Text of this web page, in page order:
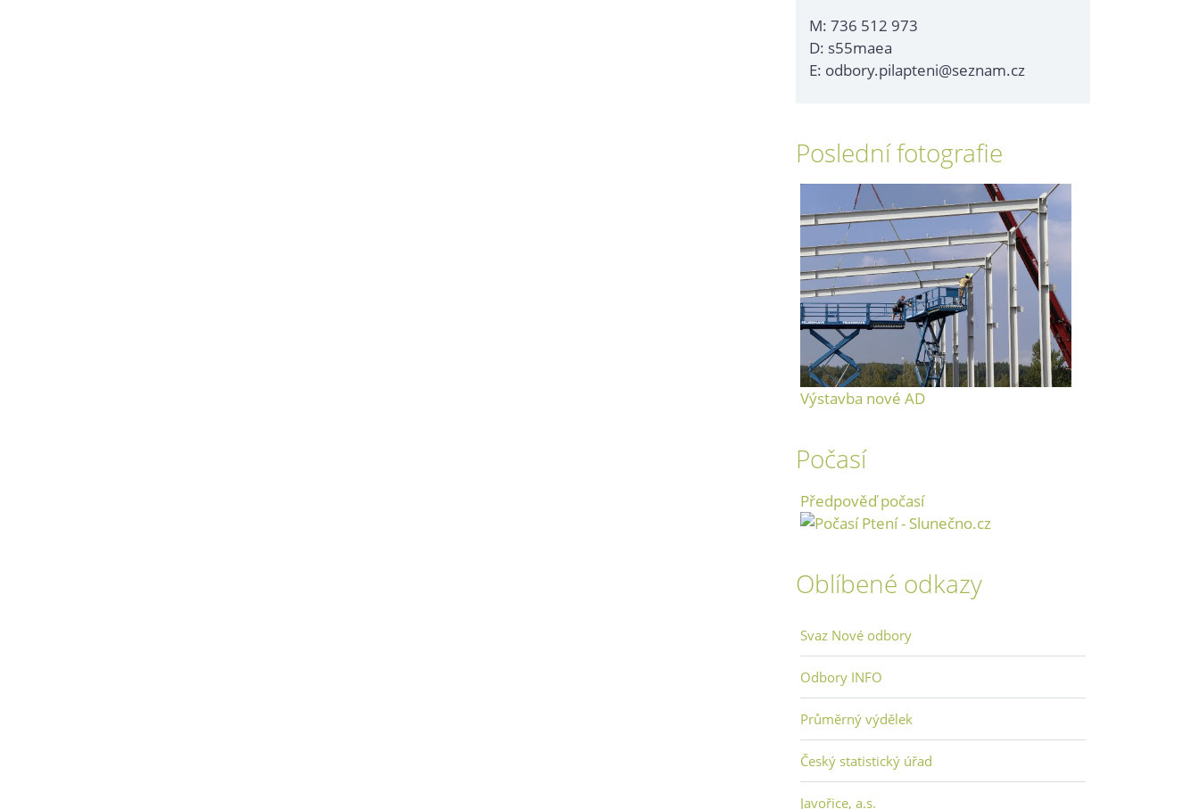
M: 736 512 973
D: s55maea
E: odbory.pilapteni@seznam.cz
Poslední fotografie
Výstavba nové AD
Počasí
Předpověď počasí
Oblíbené odkazy
Svaz Nové odbory
Odbory INFO
Průměrný výdělek
Český statistický úřad
Javořice, a.s.